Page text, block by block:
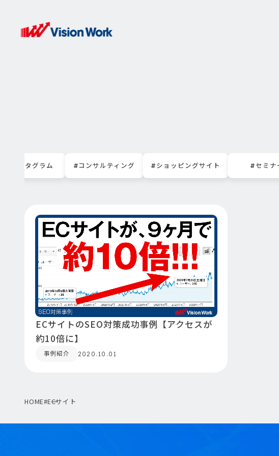
インスタグラム #コンサルティング #ショッピングサイト #セミナ
ECサイトのSEO対策成功事例【アクセスが
約10倍に】
事例紹介 2020.10.01
HOME#ECサイト